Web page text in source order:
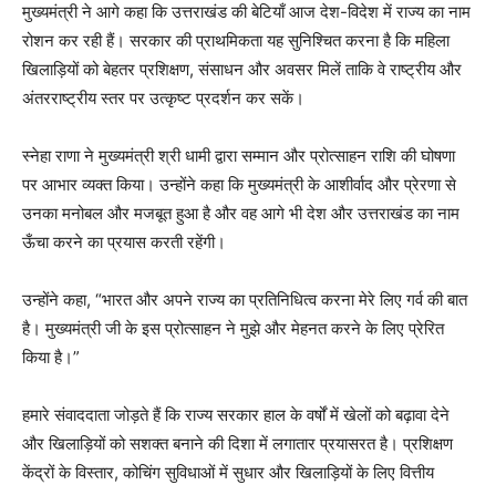
मुख्यमंत्री ने आगे कहा कि उत्तराखंड की बेटियाँ आज देश-विदेश में राज्य का नाम
रोशन कर रही हैं। सरकार की प्राथमिकता यह सुनिश्चित करना है कि महिला
खिलाड़ियों को बेहतर प्रशिक्षण, संसाधन और अवसर मिलें ताकि वे राष्ट्रीय और
अंतरराष्ट्रीय स्तर पर उत्कृष्ट प्रदर्शन कर सकें।
स्नेहा राणा ने मुख्यमंत्री श्री धामी द्वारा सम्मान और प्रोत्साहन राशि की घोषणा
पर आभार व्यक्त किया। उन्होंने कहा कि मुख्यमंत्री के आशीर्वाद और प्रेरणा से
उनका मनोबल और मजबूत हुआ है और वह आगे भी देश और उत्तराखंड का नाम
ऊँचा करने का प्रयास करती रहेंगी।
उन्होंने कहा, “भारत और अपने राज्य का प्रतिनिधित्व करना मेरे लिए गर्व की बात
है। मुख्यमंत्री जी के इस प्रोत्साहन ने मुझे और मेहनत करने के लिए प्रेरित
किया है।”
हमारे संवाददाता जोड़ते हैं कि राज्य सरकार हाल के वर्षों में खेलों को बढ़ावा देने
और खिलाड़ियों को सशक्त बनाने की दिशा में लगातार प्रयासरत है। प्रशिक्षण
केंद्रों के विस्तार, कोचिंग सुविधाओं में सुधार और खिलाड़ियों के लिए वित्तीय